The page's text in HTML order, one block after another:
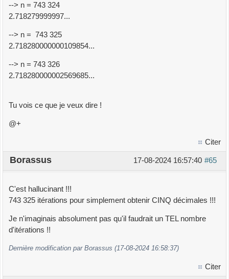
--> n = 743 324
2.718279999997...
--> n = 743 325
2.718280000000109854...
--> n = 743 326
2.718280000002569685...
Tu vois ce que je veux dire !
@+
Citer
#65
17-08-2024 16:57:40
Borassus
C'est hallucinant !!!
743 325 itérations pour simplement obtenir CINQ décimales !!!
Je n'imaginais absolument pas qu'il faudrait un TEL nombre
d'itérations !!
Dernière modification par Borassus (17-08-2024 16:58:37)
Citer